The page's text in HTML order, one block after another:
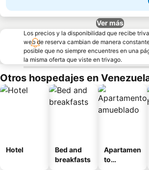
Ver más
Los precios y la disponibilidad que recibe
web de reserva cambian de manera
posible que no siempre encuentres en una
la misma oferta que viste en trivago.
Otros hospedajes en
Hotel
Bed and
breakfasts
Apartamen
to